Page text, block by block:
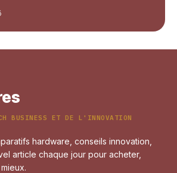
BUSINESS ET DE L'INNOVATION
hardware, conseils innovation,
article chaque jour pour acheter,